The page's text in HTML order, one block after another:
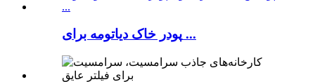
پودر خاک دیاتومه برای ...